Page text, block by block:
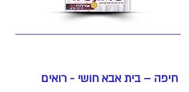
חיפה – בית אבא חושי - רואים